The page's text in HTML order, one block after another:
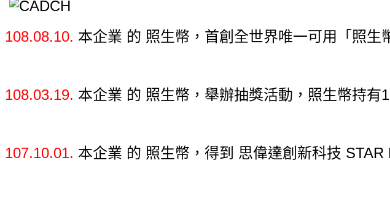
108.08.10. 本企業 的 照生幣，首創全世界唯一可用「照生
108.03.19. 本企業 的 照生幣，舉辦抽獎活動，照生幣持有
107.10.01. 本企業 的 照生幣，得到 思偉達創新科技 STAR